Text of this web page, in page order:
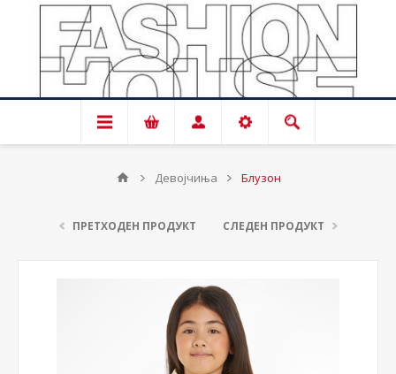
Девојчиња Блузон
ПРЕТХОДЕН ПРОДУКТ СЛЕДЕН ПРОДУКТ